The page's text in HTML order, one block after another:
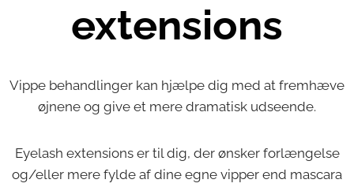
extensions
Vippe behandlinger kan hjælpe dig med at fremhæve
øjnene og give et mere dramatisk udseende.
Eyelash extensions er til dig, der ønsker forlængelse
og/eller mere fylde af dine egne vipper end mascara